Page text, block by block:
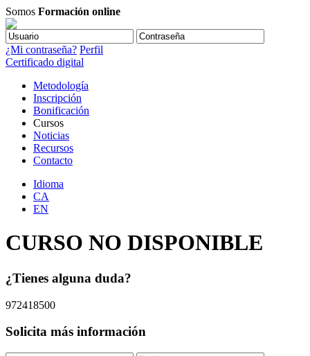
Somos Formación online
¿Mi contraseña? Perfil
Certificado digital
Metodología
Inscripción
Bonificación
Cursos
Noticias
Recursos
Contacto
Idioma
CA
EN
CURSO NO DISPONIBLE
¿Tienes alguna duda?
972418500
Solicita más información